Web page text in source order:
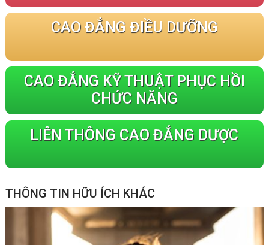
CAO ĐẲNG ĐIỀU DƯỠNG
CAO ĐẲNG KỸ THUẬT PHỤC HỒI
CHỨC NĂNG
LIÊN THÔNG CAO ĐẲNG DƯỢC
THÔNG TIN HỮU ÍCH KHÁC